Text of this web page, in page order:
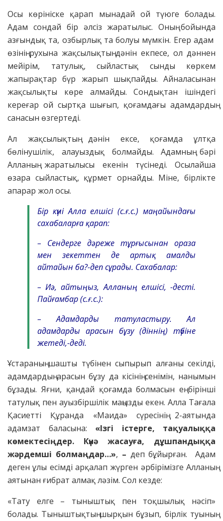
Осы көрініске қарап мынадай ой түюге болады.
Адам сондай бір әлсіз жаратылыс. Оның бойында
азғындық та, озбырлық та болуы мүмкін. Егер адам
өзінің рухына жақсылықтың дәнін екпесе, ол дәннен
мейірім, татулық, сыйластық сынды көркем
жапырақтар бүр жарып шықпайды. Айналасынан
жақсылықты көре алмайды. Сондықтан ішіндегі
кереғар ой сыртқа шығып, қоғамдағы адамдардың
санасын өзгертеді.
Ал жақсылықтың дәнін ексе, қоғамда ұлтқа
бөлінушілік, алауыздық болмайды. Адамның бәрі
Алланың жаратылысы екенін түсінеді. Осылайша
өзара сыйластық, құрмет орнайды. Міне, бірлікте
апарар жол осы.
Бір күні Алла елшісі (с.ғ.с.) маңайындағы
сахабаларға қарап:
– Сендерге дәреже тұрғысынан ораза
мен зекеттен де артық амалды
айтайын ба?-деп сұрады. Сахабалар:
– Иә, айтыңыз, Алланың елшісі, -десті.
Пайғамбар (с.ғ.с.):
– Адамдарды татуластыру. Ал
адамдарды арасын бұзу (діннің) түбіне
жетеді,-деді.
Ұстараның шашты түбінен сыпырып алғаны секілді,
адамдардың арасын бұзу да кісінің сенімін, нанымын
бұзады. Яғни, қандай қоғамда болмасын ең бірінші
татулық пен ауызбіршілік маңызды екен. Алла Тағала
Қасиетті Құранда «Маида» сүресінің 2-аятында
адамзат баласына: «Ізгі істерге, тақуалыққа
көмектесіңдер. Күнә жасауға, дұшпандыққа
жәрдемші болмаңдар…», – деп бұйырған. Адам
деген ұлы есімді арқалап жүрген әрбірімізге Алланың
аятынан ғибрат алмақ ләзім. Сол кезде:
«Тату елге – тыныштық пен тоқшылық нәсіп»
болады. Тыныштықтың шырқын бұзып, бірлік туының